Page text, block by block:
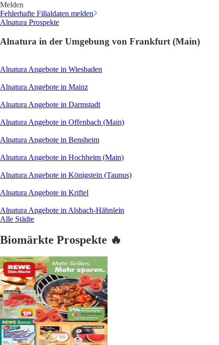
Melden
Fehlerhafte Filialdaten melden
Alnatura Prospekte
Alnatura in der Umgebung von Frankfurt (Main)
Alnatura Angebote in Wiesbaden
Alnatura Angebote in Mainz
Alnatura Angebote in Darmstadt
Alnatura Angebote in Offenbach (Main)
Alnatura Angebote in Bensheim
Alnatura Angebote in Hochheim (Main)
Alnatura Angebote in Königstein (Taunus)
Alnatura Angebote in Kriftel
Alnatura Angebote in Alsbach-Hähnlein
Alle Städte
Biomärkte Prospekte 🔥